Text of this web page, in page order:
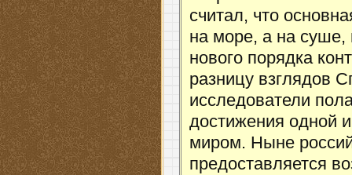
считал, что
на море, а на
нового порядка
разницу взглядов
исследователи
достижения одной
миром. Ныне
предоставляется